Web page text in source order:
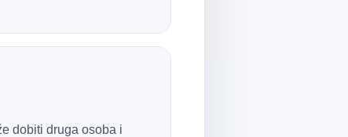
dobiti druga osoba i